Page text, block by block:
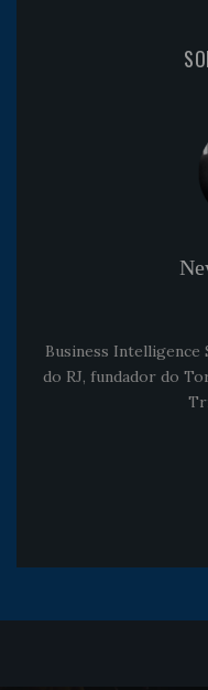
Business Intelligence
do RJ, fundador do